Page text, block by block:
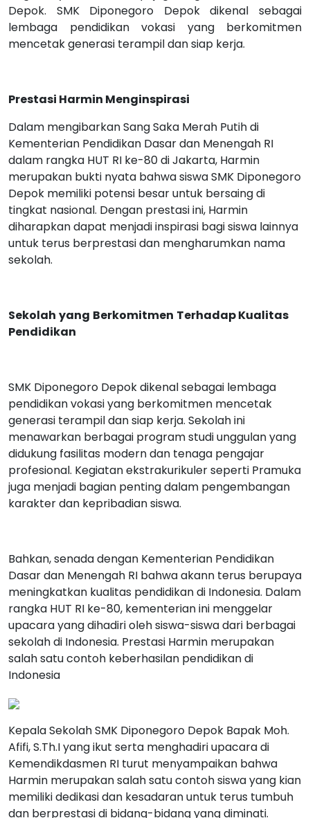
Depok. SMK Diponegoro Depok dikenal sebagai
lembaga pendidikan vokasi yang berkomitmen
mencetak generasi terampil dan siap kerja.
Prestasi Harmin Menginspirasi
Dalam mengibarkan Sang Saka Merah Putih di
Kementerian Pendidikan Dasar dan Menengah RI
dalam rangka HUT RI ke-80 di Jakarta, Harmin
merupakan bukti nyata bahwa siswa SMK Diponegoro
Depok memiliki potensi besar untuk bersaing di
tingkat nasional. Dengan prestasi ini, Harmin
diharapkan dapat menjadi inspirasi bagi siswa lainnya
untuk terus berprestasi dan mengharumkan nama
sekolah.
Sekolah yang Berkomitmen Terhadap Kualitas
Pendidikan
SMK Diponegoro Depok dikenal sebagai lembaga
pendidikan vokasi yang berkomitmen mencetak
generasi terampil dan siap kerja. Sekolah ini
menawarkan berbagai program studi unggulan yang
didukung fasilitas modern dan tenaga pengajar
profesional. Kegiatan ekstrakurikuler seperti Pramuka
juga menjadi bagian penting dalam pengembangan
karakter dan kepribadian siswa.
Bahkan, senada dengan Kementerian Pendidikan
Dasar dan Menengah RI bahwa akann terus berupaya
meningkatkan kualitas pendidikan di Indonesia. Dalam
rangka HUT RI ke-80, kementerian ini menggelar
upacara yang dihadiri oleh siswa-siswa dari berbagai
sekolah di Indonesia. Prestasi Harmin merupakan
salah satu contoh keberhasilan pendidikan di
Indonesia
Kepala Sekolah SMK Diponegoro Depok Bapak Moh.
Afifi, S.Th.I yang ikut serta menghadiri upacara di
Kemendikdasmen RI turut menyampaikan bahwa
Harmin merupakan salah satu contoh siswa yang kian
memiliki dedikasi dan kesadaran untuk terus tumbuh
dan berprestasi di bidang-bidang yang diminati.